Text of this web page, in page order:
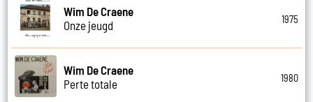
Wim De Craene
Onze jeugd
1975
Wim De Craene
Perte totale
1980